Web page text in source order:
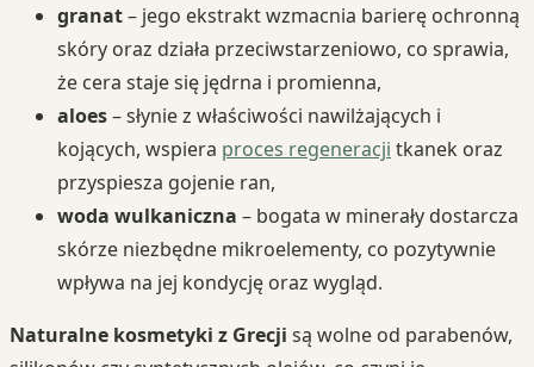
granat– jego ekstrakt wzmacnia barierę ochronną
skóry oraz działa przeciwstarzeniowo, co sprawia,
że cera staje się jędrna i promienna,
aloes– słynie z właściwości nawilżających i
kojących, wspiera proces regeneracji tkanek oraz
przyspiesza gojenie ran,
woda wulkaniczna – bogata w minerały dostarcza
skórze niezbędne mikroelementy, co pozytywnie
wpływa na jej kondycję oraz wygląd.
Naturalne kosmetyki z Grecji są wolne od parabenów,